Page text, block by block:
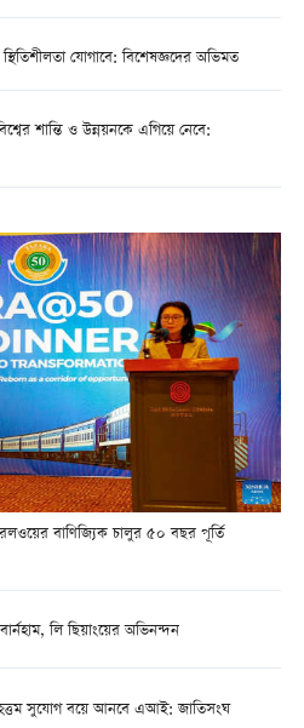
যোগাবে: বিশেষজ্ঞদের অভিমত
শান্তি ও উন্নয়নকে এগিয়ে নেবে:
রেলওয়ের বাণিজ্যিক চালুর ৫০ বছর পূর্তি
লি ছিয়াংয়ের অভিনন্দন
সুযোগ বয়ে আনবে এআই: জাতিসংঘ